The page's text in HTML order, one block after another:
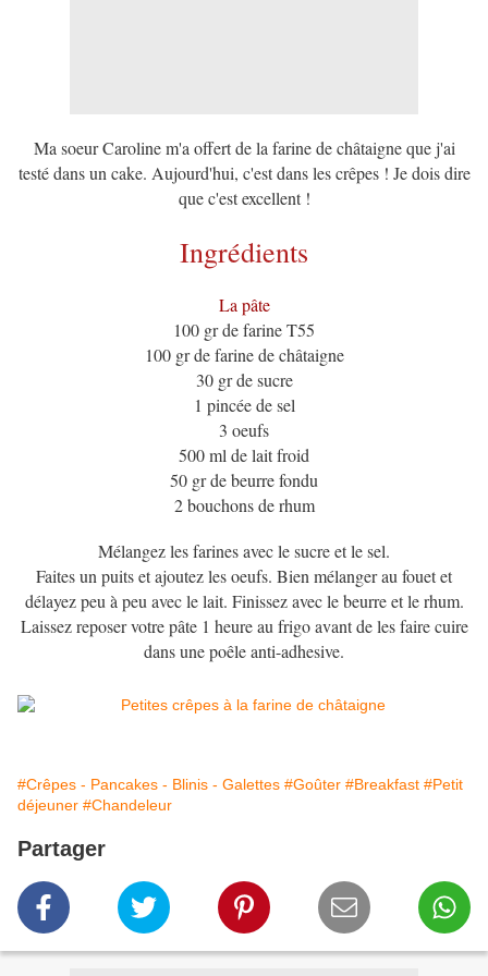
Ma soeur Caroline m'a offert de la farine de châtaigne que j'ai
testé dans un cake. Aujourd'hui, c'est dans les crêpes ! Je dois dire
que c'est excellent !
Ingrédients
La pâte
100 gr de farine T55
100 gr de farine de châtaigne
30 gr de sucre
1 pincée de sel
3 oeufs
500 ml de lait froid
50 gr de beurre fondu
2 bouchons de rhum
Mélangez les farines avec le sucre et le sel.
Faites un puits et ajoutez les oeufs. Bien mélanger au fouet et
délayez peu à peu avec le lait. Finissez avec le beurre et le rhum.
Laissez reposer votre pâte 1 heure au frigo avant de les faire cuire
dans une poêle anti-adhesive.
#Crêpes - Pancakes - Blinis - Galettes #Goûter #Breakfast #Petit
déjeuner #Chandeleur
Partager